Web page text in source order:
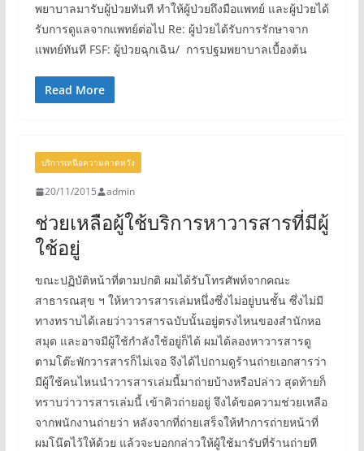
พยาบาลมารับผู้ป่วยทันที ทำให้ผู้ป่วยถึงมือแพทย์ และผู้ป่วยได้
รับการดูแลจากแพทย์ต่อไป Re: ผู้ป่วยได้รับการรักษาจาก
แพทย์ทันที FSF: ผู้ป่วยฉุกเฉิน/ การปฐมพยาบาลเบื้องต้น
Read More
บริการเหนือความคาดหวัง
20/11/2015 admin
ช่วยเหลือผู้ใช้บริการหาวารสารที่มีผู้
ใช้อยู่
ขณะปฏิบัติหน้าที่ตามปกติ ผมได้รับโทรศัพท์จากคณะ
สาธารณสุข ฯ ให้หาวารสารเล่มหนึ่งซึ่งไม่อยู่บนชั้น ซึ่งไม่มี
ทางทราบได้เลยว่าวารสารฉบับนั้นอยู่ตรงไหนของสำนักหอ
สมุด และอาจมีผู้ใช้กำลังใช้อยู่ก็ได้ ผมได้ลองหาวารสารดู
ตามโต๊ะพักวารสารก็ไม่เจอ จึงได้ไปถามดูร้านถ่ายเอกสารว่า
มีผู้ใช้คนไหนนำวารสารเล่มนี้มาถ่ายบ้างหรือปล่าว สุดท้ายก็
ทราบว่าวารสารเล่มนี้ เข้าคิวถ่ายอยู่ จึงได้ขอความช่วยเหลือ
จากพนักงานถ่ายว่า หลังจากที่ถ่ายเสร็จให้ทำการถ่ายหน้าที่
ผมโน๊ตไว้ให้ด้วย แล้วจะบอกกล่าวให้ผู้ใช้มารับที่ร้านถ่ายที